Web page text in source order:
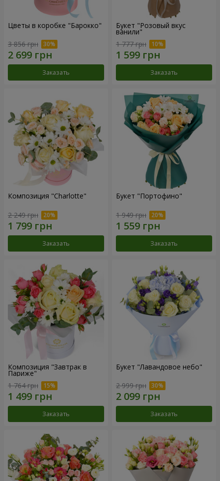
Цветы в коробке "Барокко"
3 856 грн
Заказать
Букет "Розовый вкус
ванили"
1 777 грн
Заказать
Композиция "Charlotte"
2 249 грн
Заказать
Букет "Портофино"
1 949 грн
Заказать
Композиция "Завтрак в
Париже"
1 764 грн
Заказать
Букет "Лавандовое небо"
2 999 грн
Заказать